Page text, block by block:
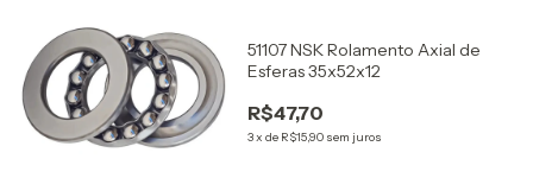
51107 NSK Rolamento Axial de
Esferas 35x52x12
R$47,70
3x de R$15,90 sem juros